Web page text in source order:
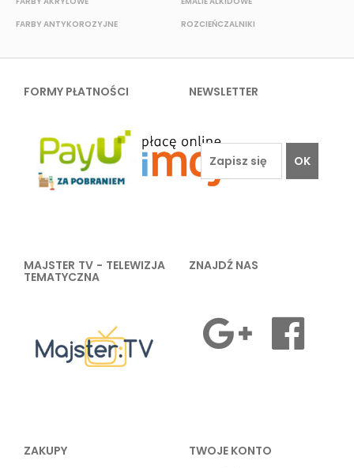
FARBY ANTYKOROZYJNE
ROZCIEŃCZALNIKI
FORMY PŁATNOŚCI NEWSLETTER
OK
MAJSTER TV - TELEWIZJA
TEMATYCZNA
ZNAJDŹ NAS
ZAKUPY TWOJE KONTO